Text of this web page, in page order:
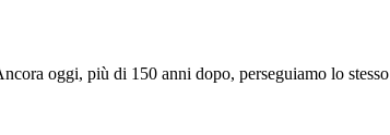
oggi, più di 150 anni dopo, perseguiamo lo stesso